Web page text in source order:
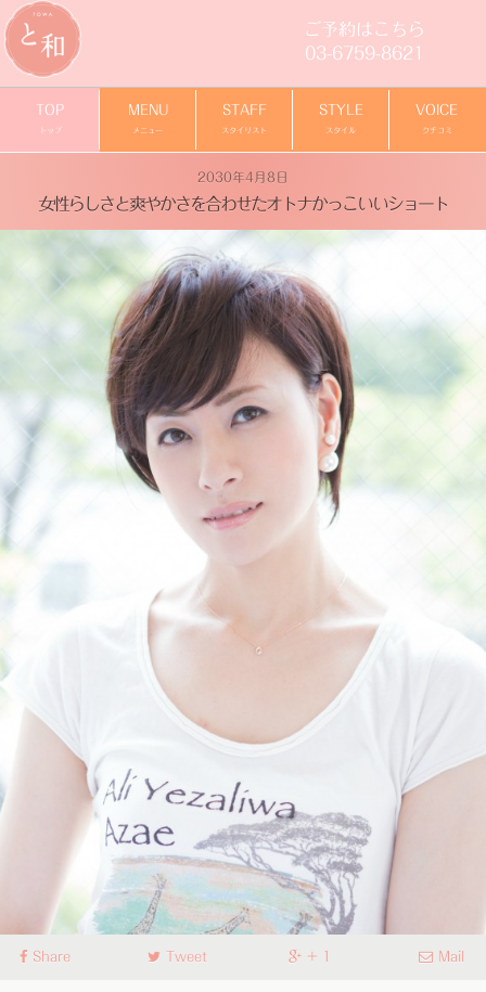
ご予約はこちら
03-6759-8621
TOP
トップ
MENU
メニュー
STAFF
スタイリスト
STYLE
スタイル
VOICE
クチコミ
2030年4月8日
女性らしさと爽やかさを合わせたオトナかっこいいショート
Share Tweet + 1 Mail